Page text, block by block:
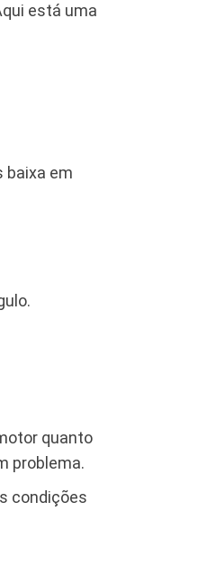
está uma
baixa em
quanto
problema.
condições